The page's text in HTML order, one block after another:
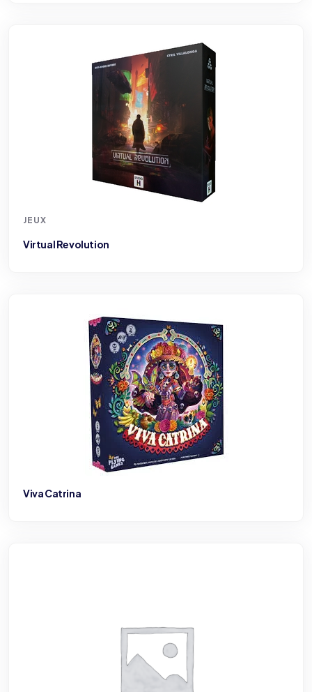
JEUX
Virtual Revolution
Viva Catrina